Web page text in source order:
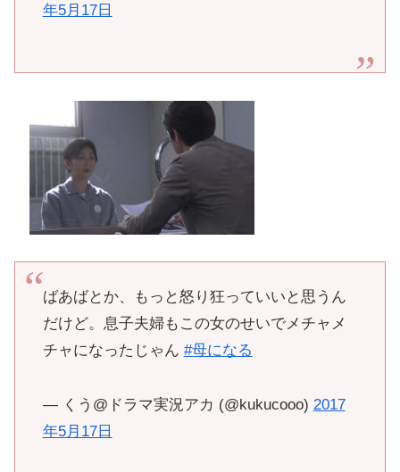
年5月17日
ばあばとか、もっと怒り狂っていいと思うん
だけど。息子夫婦もこの女のせいでメチャメ
チャになったじゃん #母になる
— くう@ドラマ実況アカ (@kukucooo) 2017
年5月17日